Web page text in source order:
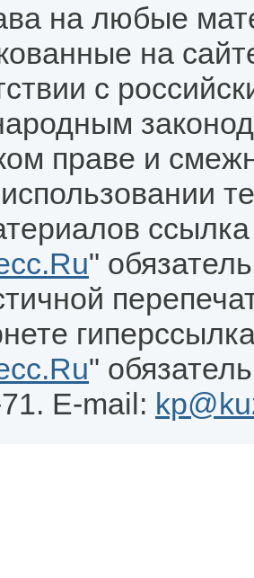
на любые
на
с
праве и
"
"
E-mail: